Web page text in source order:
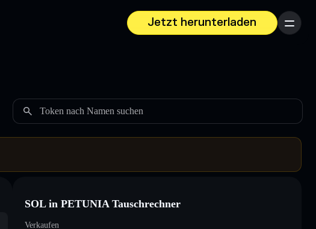
Jetzt herunterladen
Menü
Token nach Namen suchen
SOL in PETUNIA Tauschrechner
Verkaufen